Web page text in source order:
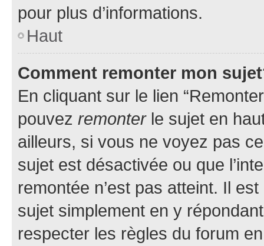
pour plus d’informations.
Haut
Comment remonter mon
En cliquant sur le lien
pouvez remonterle sujet en
ailleurs, si vous ne voyez pas
sujet est désactivée ou que
remontée n’est pas atteint. Il
sujet simplement en y
respecter les règles du forum